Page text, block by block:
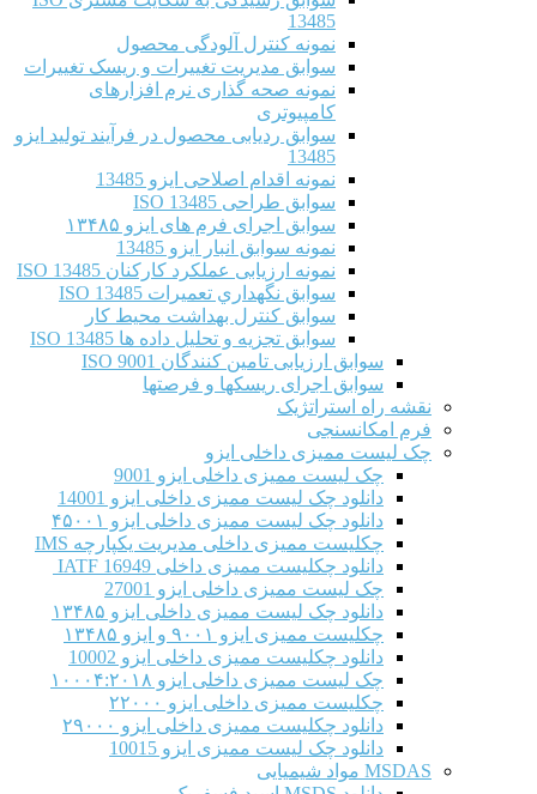
13485
نمونه کنترل آلودگی محصول
سوابق مدیریت تغییرات و ریسک تغییرات
نمونه صحه گذاری نرم افزارهای
کامپیوتری
سوابق ردیابی محصول در فرآیند تولید ایزو
13485
نمونه اقدام اصلاحی ایزو 13485
سوابق طراحی ISO 13485
سوابق اجرای فرم های ایزو ۱۳۴۸۵
نمونه سوابق انبار ایزو 13485
نمونه ارزیابی عملکرد کارکنان ISO 13485
سوابق نگهداري تعميرات ISO 13485
سوابق کنترل بهداشت محیط کار
سوابق تجزیه و تحلیل داده ها ISO 13485
سوابق ارزیابی تامین کنندگان ISO 9001
سوابق اجرای ریسکها و فرصتها
نقشه راه استراتژیک
فرم امکانسنجی
چک لیست ممیزی داخلی ایزو
چک لیست ممیزی داخلی ایزو 9001
دانلود چک لیست ممیزی داخلی ایزو 14001
دانلود چک لیست ممیزی داخلی ایزو ۴۵۰۰۱
چکلیست ممیزی داخلی مدیریت یکپارچه IMS
دانلود چکلیست ممیزی داخلی IATF 16949
چک لیست ممیزی داخلی ایزو 27001
دانلود چک لیست ممیزی داخلی ایزو ۱۳۴۸۵
چکلیست ممیزی ایزو ۹۰۰۱ و ایزو ۱۳۴۸۵
دانلود چکلیست ممیزی داخلی ایزو 10002
چک لیست ممیزی داخلی ایزو ۱۰۰۰۴:۲۰۱۸
چکلیست ممیزی داخلی ایزو ۲۲۰۰۰
دانلود چکلیست ممیزی داخلی ایزو ۲۹۰۰۰
دانلود چک لیست ممیزی ایزو 10015
MSDAS مواد شیمیایی